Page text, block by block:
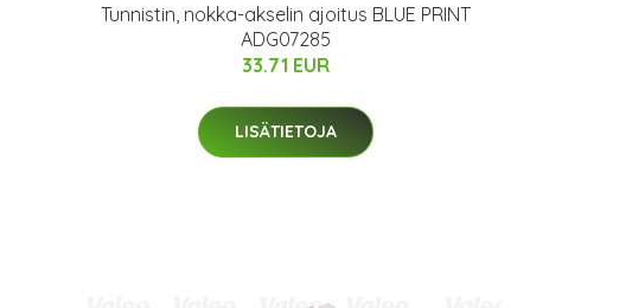
Tunnistin, nokka-akselin ajoitus BLUE PRINT
ADG07285
33.71 EUR
LISÄTIETOJA